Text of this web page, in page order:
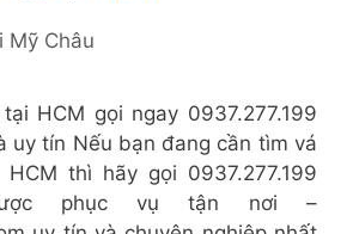
Mỹ Châu
HCM gọi ngay 0937.277.199
uy tín Nếu bạn đang cần tìm vá
thì hãy gọi 0937.277.199
phục vụ tận nơi –